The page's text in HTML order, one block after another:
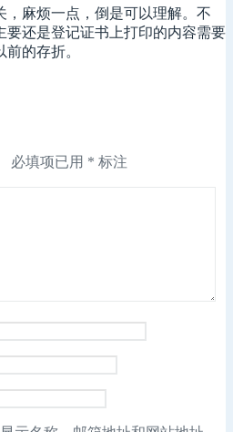
，麻烦一点，倒是可以理解。不
要还是登记证书上打印的内容需要
的存折。
必填项已用 * 标注